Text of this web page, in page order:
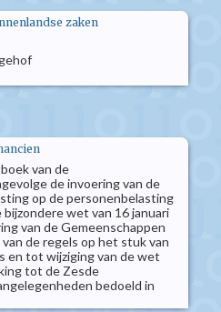
zaken
van de
de invoering van de
op de personenbelasting
wet van 16 januari
van de Gemeenschappen
de regels op het stuk van
en tot wijziging van de wet
tot de Zesde
bedoeld in